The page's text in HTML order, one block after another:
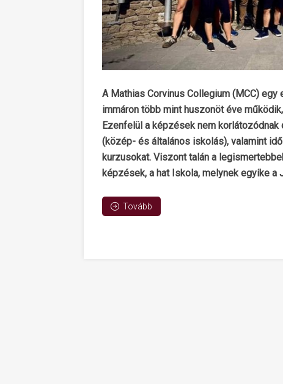
A Mathias Corvinus Collegium (MCC)
immáron több mint huszonöt éve
Ezenfelül a képzések nem
(közép- és általános iskolás), valamint
kurzusokat. Viszont talán a
képzések, a hat Iskola, melynek egyike a
Tovább